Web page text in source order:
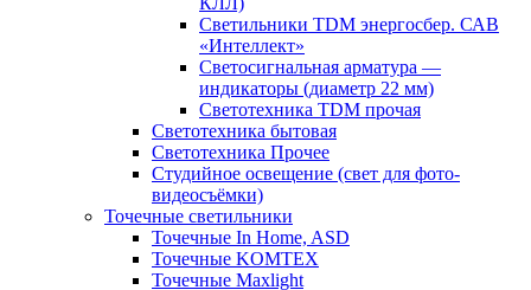
Светильники TDM энергосбер. САВ
«Интеллект»
Светосигнальная арматура —
индикаторы (диаметр 22 мм)
Светотехника TDM прочая
Светотехника бытовая
Светотехника Прочее
Студийное освещение (свет для фото-
видеосъёмки)
Точечные светильники
Точечные In Home, ASD
Точечные KOMTEX
Точечные Maxlight